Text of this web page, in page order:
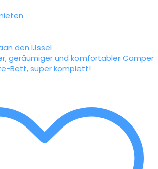
den IJssel
geräumiger und komfortabler Camper
Bett, super komplett!